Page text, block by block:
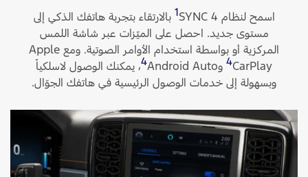
اسمح لنظام SYNC 4‏ 1 بالارتقاء بتجربة هاتفك الذكي إلى
مستوى جديد. احصل على الميّزات عبر شاشة اللمس
المركزية أو بواسطة استخدام الأوامر الصوتية. ومع Apple
CarPlay
4 وAndroid Auto 4‏، يمكنك الوصول لاسلكياً
وبسهولة إلى خدمات الوصول الرئيسية في هاتفك الجوّال.